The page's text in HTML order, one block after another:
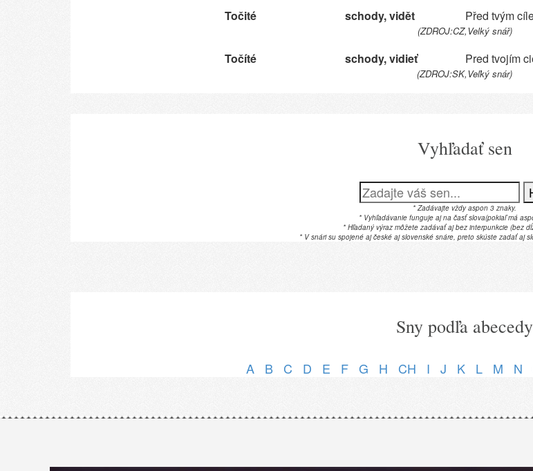
Točité schody, vidět Před tvým
(ZDROJ:CZ,Velký snář)
Točíté schody, vidieť Pred tvojím
(ZDROJ:SK,Veľký snár)
Vyhľadať sen
* Zadávajte vždy aspon 3 znaky.
* Vyhľadávanie funguje aj na časť slova(pokiaľ má
* Hľadaný výraz môžete zadávať aj bez interpunkcie (bez
* V snári su spojené aj české aj slovenské snáre, preto skúste zadať aj
Sny podľa abecedy
A B C D E F G H CH I J K L M N